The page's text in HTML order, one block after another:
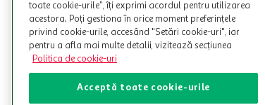
toate cookie-urile”, îți exprimi acordul pentru utilizarea
acestora. Poți gestiona în orice moment preferințele
privind cookie-urile, accesând "Setări cookie-uri", iar
pentru a afla mai multe detalii, vizitează secțiunea
Politica de cookie-uri
Acceptă toate cookie-urile